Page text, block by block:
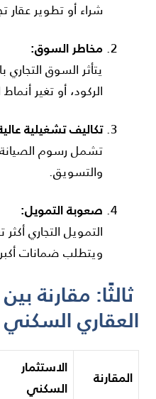
شراء أو تطوير عقار
مخاطر السوق:
يتأثر السوق
الركود، أو تغير
تكاليف تشغيلية
تشمل رسوم الصيانة،
والتسويق.
صعوبة التمويل:
التمويل التجاري
ويتطلب ضمانات
ثالثًا: مقارنة
العقاري السكني
المقارنة
الاستثمار
السكني